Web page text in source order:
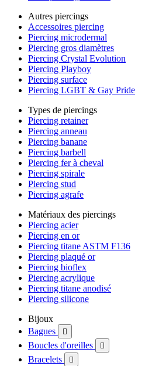
Autres piercings
Accessoires piercing
Piercing microdermal
Piercing gros diamètres
Piercing Crystal Evolution
Piercing Playboy
Piercing surface
Piercing LGBT & Gay Pride
Types de piercings
Piercing retainer
Piercing anneau
Piercing banane
Piercing barbell
Piercing fer à cheval
Piercing spirale
Piercing stud
Piercing agrafe
Matériaux des piercings
Piercing acier
Piercing en or
Piercing titane ASTM F136
Piercing plaqué or
Piercing bioflex
Piercing acrylique
Piercing titane anodisé
Piercing silicone
Bijoux
Bagues

Boucles d'oreilles 
Bracelets 